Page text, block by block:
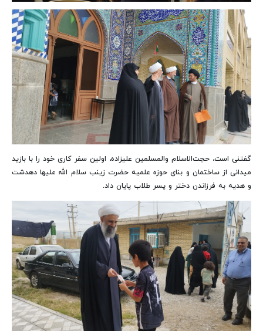
گفتنی است، حجت‌الاسلام والمسلمین علیزاده، اولین سفر کاری خود را با بازید
میدانی از ساختمان و بنای حوزه علمیه حضرت زینب سلام الله علیها دهدشت
و هدیه به فرزاندن دختر و پسر طلاب پایان داد.